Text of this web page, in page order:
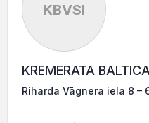
KBVSI
KREMERATA
Riharda Vāgnera iela 8 –